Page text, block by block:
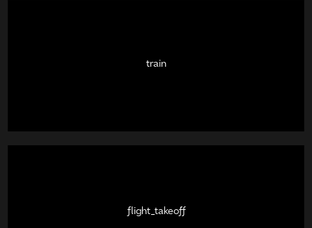
train
flight_takeoff